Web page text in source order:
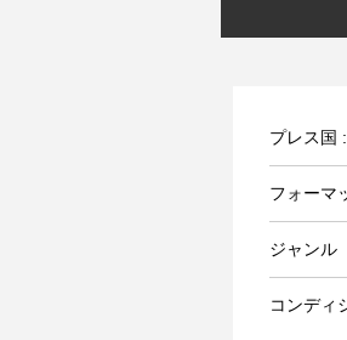
プレス国
フォーマ
ジャンル
コンディ